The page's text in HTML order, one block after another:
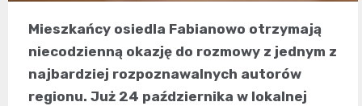
Mieszkańcy osiedla Fabianowo otrzymają
niecodzienną okazję do rozmowy z jednym z
najbardziej rozpoznawalnych autorów
regionu. Już 24 października w lokalnej